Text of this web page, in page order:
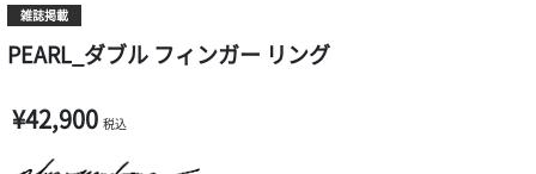
雑誌掲載
PEARL_ダブル フィンガー リング
¥42,900 税込